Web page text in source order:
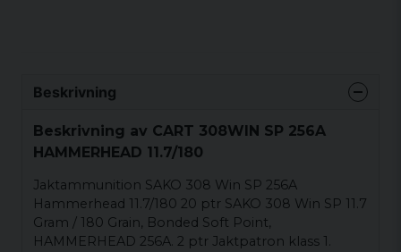
Beskrivning
Beskrivning av CART 308WIN SP 256A
HAMMERHEAD 11.7/180
Jaktammunition SAKO 308 Win SP 256A
Hammerhead 11.7/180 20 ptr SAKO 308 Win SP 11.7
Gram / 180 Grain, Bonded Soft Point,
HAMMERHEAD 256A. 2 ptr Jaktpatron klass 1.